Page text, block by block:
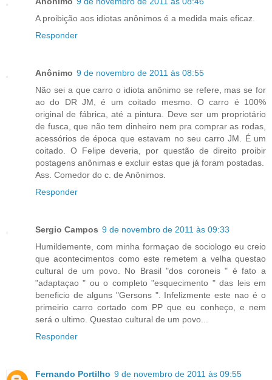
A proibição aos idiotas anônimos é a medida mais eficaz.
Responder
Anônimo 9 de novembro de 2011 às 08:55
Não sei a que carro o idiota anônimo se refere, mas se for
ao do DR JM, é um coitado mesmo. O carro é 100%
original de fábrica, até a pintura. Deve ser um propriotário
de fusca, que não tem dinheiro nem pra comprar as rodas,
acessórios de época que estavam no seu carro JM. É um
coitado. O Felipe deveria, por questão de direito proibir
postagens anônimas e excluir estas que já foram postadas.
Ass. Comedor do c. de Anônimos.
Responder
Sergio Campos 9 de novembro de 2011 às 09:33
Humildemente, com minha formaçao de sociologo eu creio
que acontecimentos como este remetem a velha questao
cultural de um povo. No Brasil "dos coroneis " é fato a
"adaptaçao " ou o completo "esquecimento " das leis em
beneficio de alguns "Gersons ". Infelizmente este nao é o
primeirio carro cortado com PP que eu conheço, e nem
será o ultimo. Questao cultural de um povo...
Responder
Fernando Portilho 9 de novembro de 2011 às 09:55